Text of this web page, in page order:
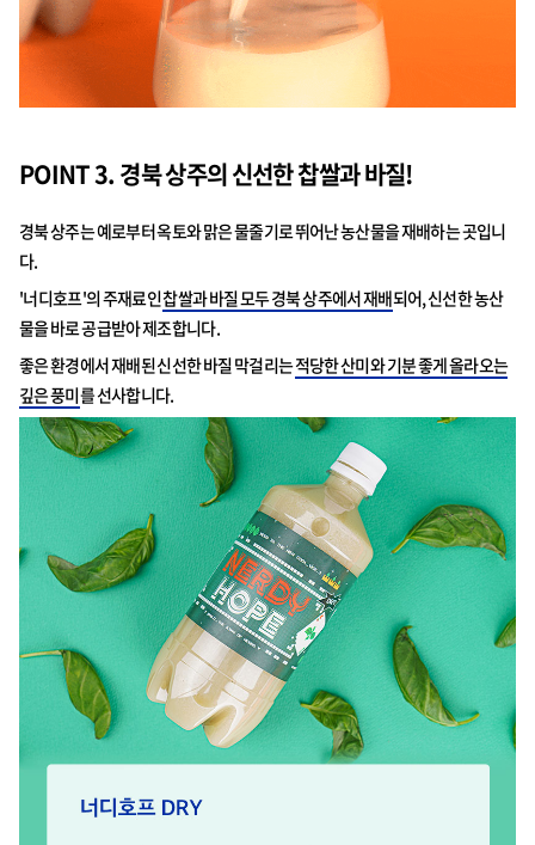
POINT 3. 경북 상주의 신선한 찹쌀과 바질!
경북 상주는 예로부터 옥토와 맑은 물줄기로 뛰어난 농산물을 재배하는 곳입니
다.
'너디호프'의 주재료인찹쌀과 바질 모두 경북 상주에서 재배되어, 신선한 농산
물을 바로 공급받아 제조합니다.
좋은 환경에서 재배된 신선한 바질 막걸리는적당한 산미와 기분 좋게 올라오는
깊은 풍미를 선사합니다.